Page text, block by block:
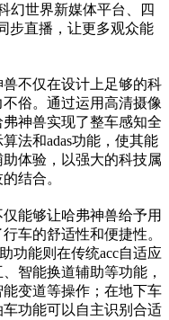
幻世界新媒体平台、四
步直播，让更多观众能
不仅在设计上足够的科
俗。通过运用高清摄像
神兽实现了整车感知全
法和adas功能，使其能
体验，以强大的科技属
结合。
能够让哈弗神兽给予用
车的舒适性和便捷性。
功能则在传统acc自适应
智能换道辅助等功能，
变道等操作；在地下车
功能可以自主识别合适